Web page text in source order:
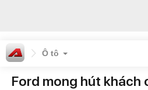
Ô tô
Ford mong hút khách